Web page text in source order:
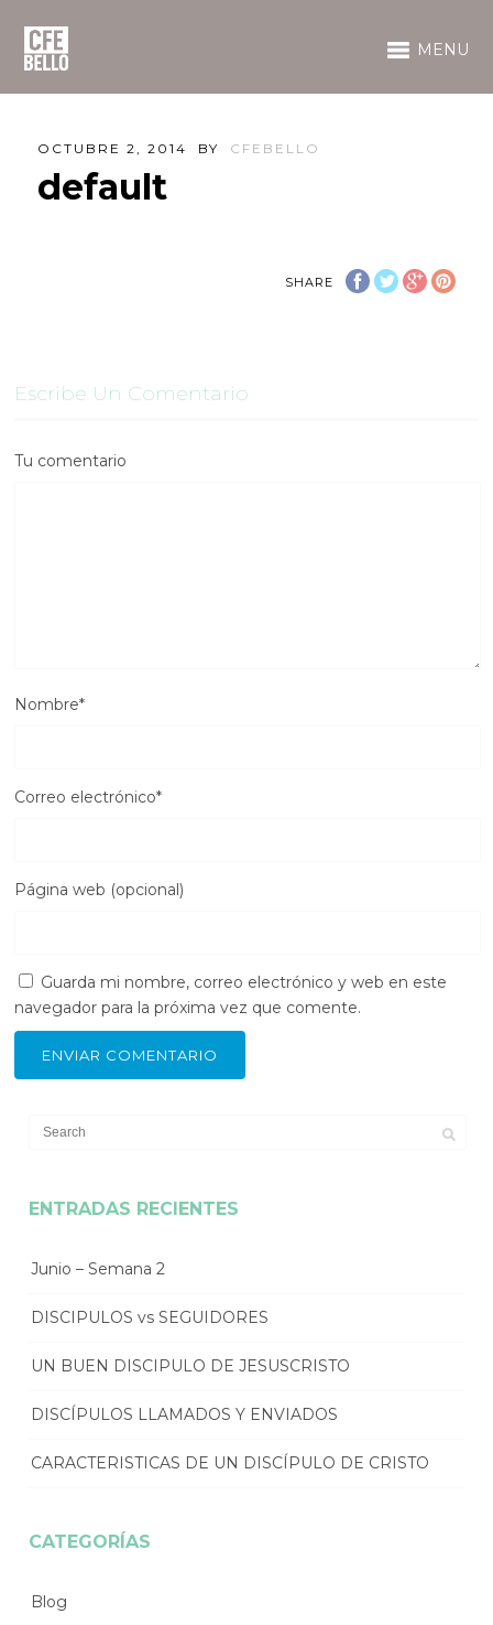
MENU
OCTUBRE 2, 2014 BY CFEBELLO
default
SHARE
Escribe Un Comentario
Tu comentario
Nombre*
Correo electrónico*
Página web (opcional)
Guarda mi nombre, correo electrónico y web en este
navegador para la próxima vez que comente.
ENTRADAS RECIENTES
Junio – Semana 2
DISCIPULOS vs SEGUIDORES
UN BUEN DISCIPULO DE JESUSCRISTO
DISCÍPULOS LLAMADOS Y ENVIADOS
CARACTERISTICAS DE UN DISCÍPULO DE CRISTO
CATEGORÍAS
Blog